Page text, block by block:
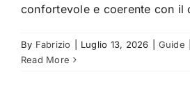
confortevole e coerente con il
By Fabrizio Luglio 13, 2026 Guide
Read More